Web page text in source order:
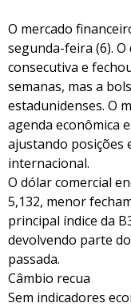
O mercado
segunda-feira (6).
consecutiva e
semanas, mas a
estadunidenses. O
agenda econômica
ajustando posições
internacional.
O dólar comercial
5,132, menor
principal índice da
devolvendo parte
passada.
Câmbio recua
Sem indicadores